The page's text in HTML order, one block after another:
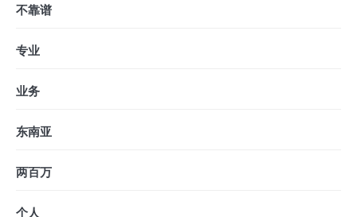
不靠谱
专业
业务
东南亚
两百万
个人